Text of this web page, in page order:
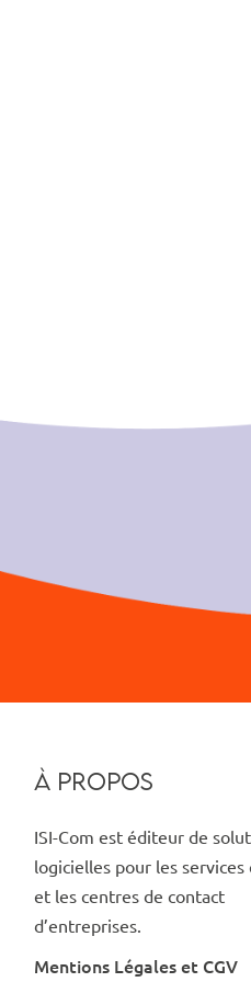
À PROPOS
ISI-Com est éditeur de
logicielles pour les services
et les centres de contact
d’entreprises.
Mentions Légales et CGV